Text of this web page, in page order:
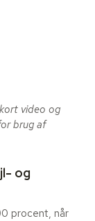
video og
brug af
og
procent, når